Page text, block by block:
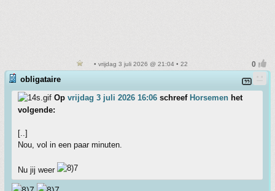
• vrijdag 3 juli 2026 @ 21:04 • 22
obligataire
Op vrijdag 3 juli 2026 16:06 schreef Horsemen het
volgende:
[..]
Nou, vol in een paar minuten.
Nu jij weer